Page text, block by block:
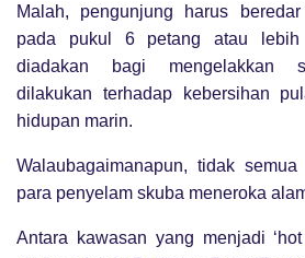
Malah, pengunjung harus
pada pukul 6 petang atau
diadakan bagi mengelakkan
dilakukan terhadap kebersihan
hidupan marin.
Walaubagaimanapun, tidak
para penyelam skuba meneroka
Antara kawasan yang menjadi